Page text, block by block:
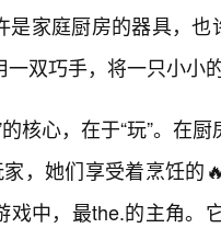
是家庭厨房的器具，
一双巧手，将一只小小
的核心，在于“玩”。在
，她们享受着烹饪的
戏中，最the.的主角。